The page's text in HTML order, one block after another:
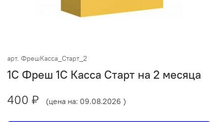
арт. ФрешКасса_Старт_2
1С Фреш 1С Касса Старт на 2 месяца
400 ₽
(цена на: 09.08.2026 )